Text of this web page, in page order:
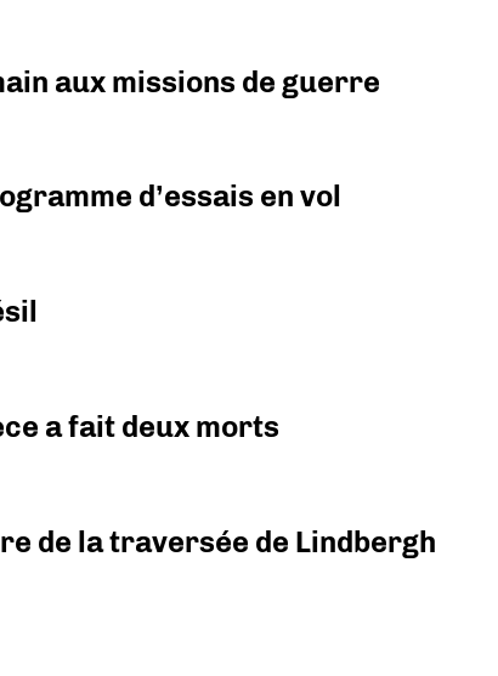
aux missions de guerre
d’essais en vol
a fait deux morts
de la traversée de Lindbergh